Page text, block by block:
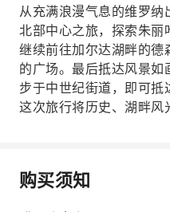
从充满浪漫气息的维罗纳
北部中心之旅，探索朱丽
继续前往加尔达湖畔的德
的广场。最后抵达风景如
步于中世纪街道，即可抵
这次旅行将历史、湖畔风
购买须知